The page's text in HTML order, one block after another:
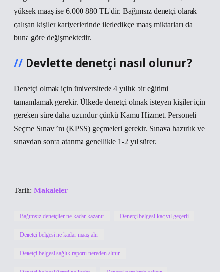
yüksek maaş ise 6.000 880 TL’dir. Bağımsız denetçi olarak
çalışan kişiler kariyerlerinde ilerledikçe maaş miktarları da
buna göre değişmektedir.
Devlette denetçi nasıl olunur?
Denetçi olmak için üniversitede 4 yıllık bir eğitimi
tamamlamak gerekir. Ülkede denetçi olmak isteyen kişiler için
gereken süre daha uzundur çünkü Kamu Hizmeti Personeli
Seçme Sınavı’nı (KPSS) geçmeleri gerekir. Sınava hazırlık ve
sınavdan sonra atanma genellikle 1-2 yıl sürer.
Tarih: Makaleler
Bağımsız denetçiler ne kadar kazanır Denetçi belgesi kaç yıl geçerli
Denetçi belgesi ne kadar maaş alır
Denetçi belgesi sağlık raporu nereden alınır